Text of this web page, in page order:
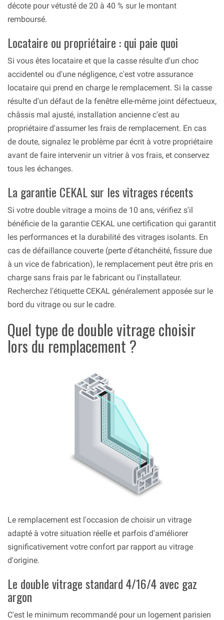
décote pour vétusté de 20 à 40 % sur le montant
remboursé.
Locataire ou propriétaire : qui paie quoi
Si vous êtes locataire et que la casse résulte d'un choc
accidentel ou d'une négligence, c'est votre assurance
locataire qui prend en charge le remplacement. Si la casse
résulte d'un défaut de la fenêtre elle-même joint défectueux,
châssis mal ajusté, installation ancienne c'est au
propriétaire d'assumer les frais de remplacement. En cas
de doute, signalez le problème par écrit à votre propriétaire
avant de faire intervenir un vitrier à vos frais, et conservez
tous les échanges.
La garantie CEKAL sur les vitrages récents
Si votre double vitrage a moins de 10 ans, vérifiez s'il
bénéficie de la garantie CEKAL une certification qui garantit
les performances et la durabilité des vitrages isolants. En
cas de défaillance couverte (perte d'étanchéité, fissure due
à un vice de fabrication), le remplacement peut être pris en
charge sans frais par le fabricant ou l'installateur.
Recherchez l'étiquette CEKAL généralement apposée sur le
bord du vitrage ou sur le cadre.
Quel type de double vitrage choisir
lors du remplacement ?
Le remplacement est l'occasion de choisir un vitrage
adapté à votre situation réelle et parfois d'améliorer
significativement votre confort par rapport au vitrage
d'origine.
Le double vitrage standard 4/16/4 avec gaz
argon
C'est le minimum recommandé pour un logement parisien